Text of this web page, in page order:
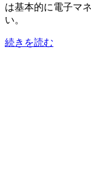
は基本的に電子マ
い。
続きを読む